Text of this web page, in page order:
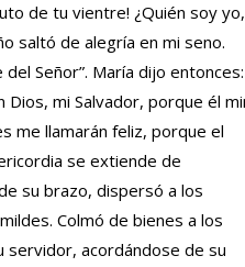
de tu vientre! ¿Quién soy yo,
saltó de alegría en mi seno.
Señor”. María dijo entonces:
Dios, mi Salvador, porque él
me llamarán feliz, porque el
se extiende de
su brazo, dispersó a los
Colmó de bienes a los
servidor, acordándose de su